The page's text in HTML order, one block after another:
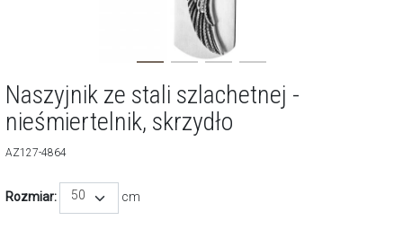
Naszyjnik ze stali szlachetnej -
nieśmiertelnik, skrzydło
AZ127-4864
Rozmiar: 50 cm